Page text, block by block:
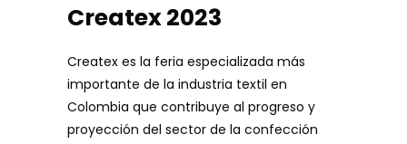
Createx 2023
Createx es la feria especializada más
importante de la industria textil en
Colombia que contribuye al progreso y
proyección del sector de la confección